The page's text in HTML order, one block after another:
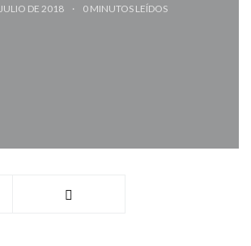
DE 2018 0 MINUTOS LEÍDOS